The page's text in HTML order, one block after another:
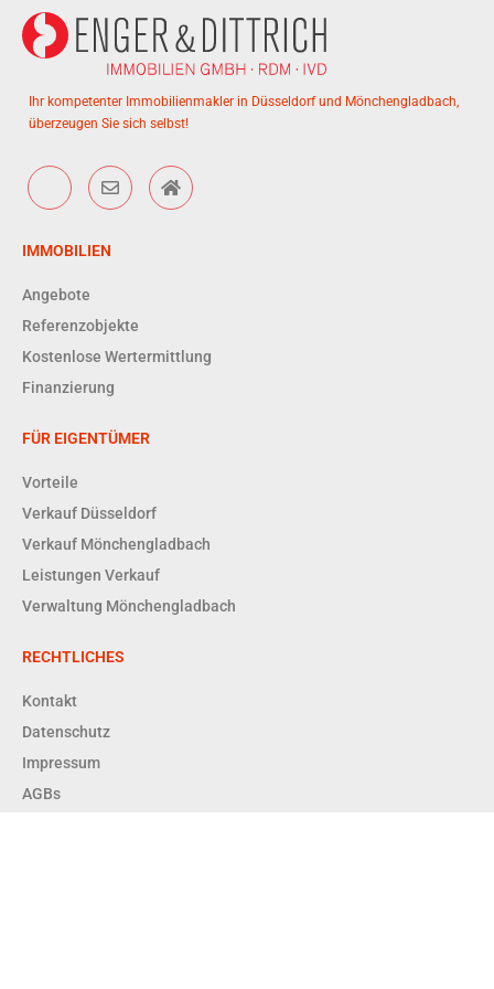
Ihr kompetenter Immobilienmakler in Düsseldorf und Mönchengladbach,
überzeugen Sie sich selbst!
IMMOBILIEN
Angebote
Referenzobjekte
Kostenlose Wertermittlung
Finanzierung
FÜR EIGENTÜMER
Vorteile
Verkauf Düsseldorf
Verkauf Mönchengladbach
Leistungen Verkauf
Verwaltung Mönchengladbach
RECHTLICHES
Kontakt
Datenschutz
Impressum
AGBs